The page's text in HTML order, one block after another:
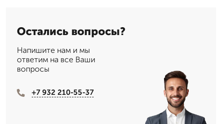
Остались вопросы?
Напишите нам и мы
ответим на все Ваши
вопросы
+7 932 210-55-37